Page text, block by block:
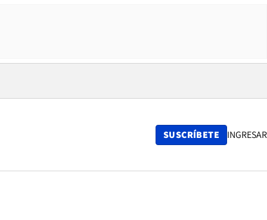
SUSCRÍBETE INGRESAR